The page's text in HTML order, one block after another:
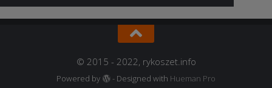
© 2015 - 2022, rykoszet.info
Powered by - Designed with Hueman Pro